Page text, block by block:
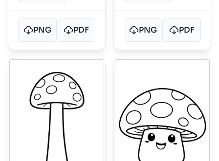
PNG PDF PNG PDF